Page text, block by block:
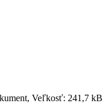
Veľkosť: 241,7 kB